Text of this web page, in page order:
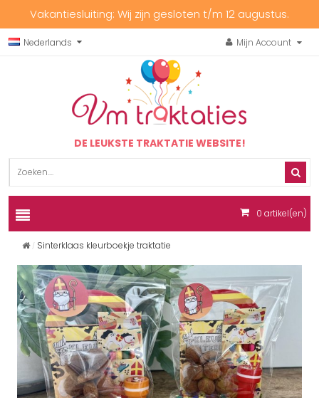
Vakantiesluiting: Wij zijn gesloten t/m 12 augustus.
Nederlands Mijn Account
DE LEUKSTE TRAKTATIE WEBSITE!
0 artikel(en)
Sinterklaas kleurboekje traktatie